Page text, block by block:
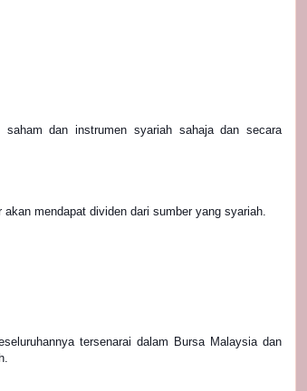
mendapat dividen dari sumber yang syariah.
tersenarai dalam Bursa Malaysia dan